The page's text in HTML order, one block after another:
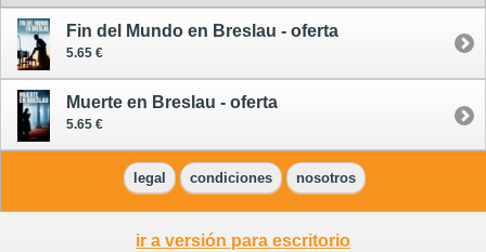
Fin del Mundo en Breslau - oferta
5.65 €
Muerte en Breslau - oferta
5.65 €
legal condiciones nosotros
ir a versión para escritorio